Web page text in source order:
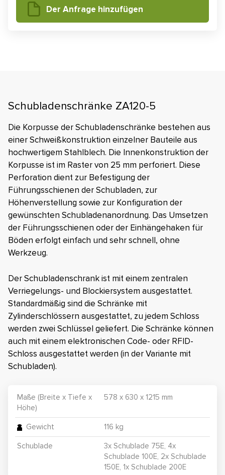
Der Anfrage hinzufügen
Schubladenschränke ZA120-5
Die Korpusse der Schubladenschränke bestehen aus
einer Schweißkonstruktion einzelner Bauteile aus
hochwertigem Stahlblech. Die Innenkonstruktion der
Korpusse ist im Raster von 25 mm perforiert. Diese
Perforation dient zur Befestigung der
Führungsschienen der Schubladen, zur
Höhenverstellung sowie zur Konfiguration der
gewünschten Schubladenanordnung. Das Umsetzen
der Führungsschienen oder der Einhängehaken für
Böden erfolgt einfach und sehr schnell, ohne
Werkzeug.
Der Schubladenschrank ist mit einem zentralen
Verriegelungs- und Blockiersystem ausgestattet.
Standardmäßig sind die Schränke mit
Zylinderschlössern ausgestattet, zu jedem Schloss
werden zwei Schlüssel geliefert. Die Schränke können
auch mit einem elektronischen Code- oder RFID-
Schloss ausgestattet werden (in der Variante mit
Schubladen).
Maße (Breite x Tiefe x
Höhe)
578 x 630 x 1215 mm
Gewicht 116 kg
Schublade
3x Schublade 75E, 4x
Schublade 100E, 2x Schublade
150E, 1x Schublade 200E